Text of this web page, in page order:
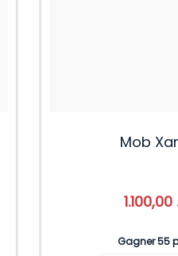
Mob
Gagner 55